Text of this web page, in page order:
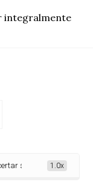
integralmente
salários do programa
1.0x